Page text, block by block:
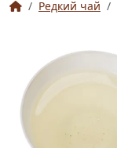
Редкий чай